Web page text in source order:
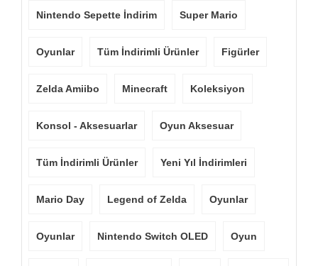
Nintendo Sepette İndirim Super Mario
Oyunlar Tüm İndirimli Ürünler Figürler
Zelda Amiibo Minecraft Koleksiyon
Konsol - Aksesuarlar Oyun Aksesuar
Tüm İndirimli Ürünler Yeni Yıl İndirimleri
Mario Day Legend of Zelda Oyunlar
Oyunlar Nintendo Switch OLED Oyun